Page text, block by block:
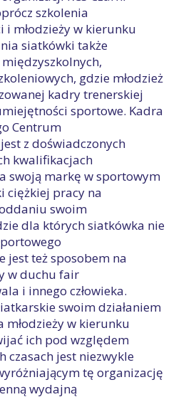
szkolenia
młodzieży w kierunku
siatkówki także
gdzie młodzież
kadry trenerskiej
sportowe. Kadra
Centrum
z doświadczonych
kwalifikacjach
swoją markę w sportowym
ciężkiej pracy na
swoim
dla których siatkówka nie
jest też sposobem na
w duchu fair
i innego człowieka.
swoim działaniem
młodzieży w kierunku
ich pod względem
czasach jest niezwykle
tę organizację
wydajną